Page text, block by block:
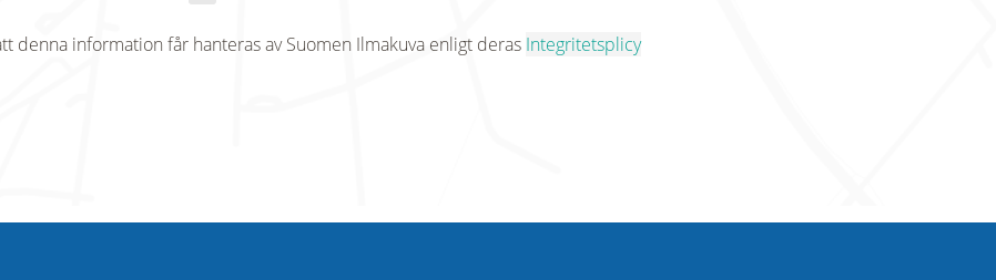
denna information får hanteras av Suomen Ilmakuva enligt deras Integritetsplicy